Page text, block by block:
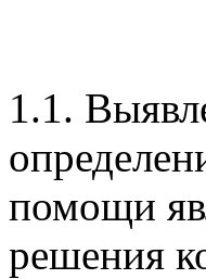
1.1.
помощи